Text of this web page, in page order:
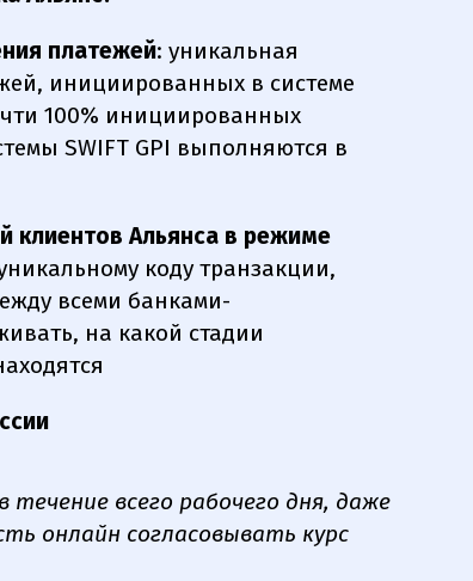
платежей: уникальная
инициированных в системе
100% инициированных
SWIFT GPI выполняются в
клиентов Альянса в режиме
коду транзакции,
всеми банками-
на какой стадии
всего рабочего дня, даже
онлайн согласовывать курс